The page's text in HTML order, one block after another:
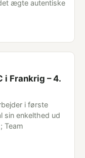
ægte autentiske
i Frankrig – 4.
i første
sin enkelthed ud
Team